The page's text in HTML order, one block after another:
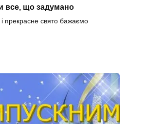
все, що задумано
прекрасне свято бажаємо